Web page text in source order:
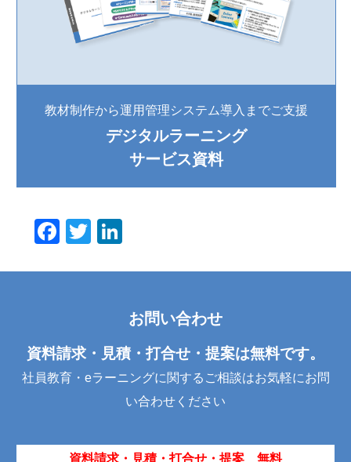
教材制作から運用管理システム導入までご支援
デジタルラーニング
サービス資料
F
o
o
T
e
dI
n
お問い合わせ
資料請求・見積・打合せ・提案は無料です。
社員教育・eラーニングに関するご相談はお気軽にお問
い合わせください
資料請求・見積・打合せ・提案 無料